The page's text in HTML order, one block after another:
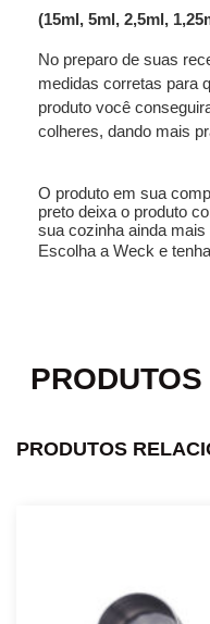
(15ml, 5ml, 2,5ml,
No preparo de suas
medidas corretas para
produto você
colheres, dando mais
O produto em sua
preto deixa o produto
sua cozinha ainda mais
Escolha a Weck e
PRODUTOS